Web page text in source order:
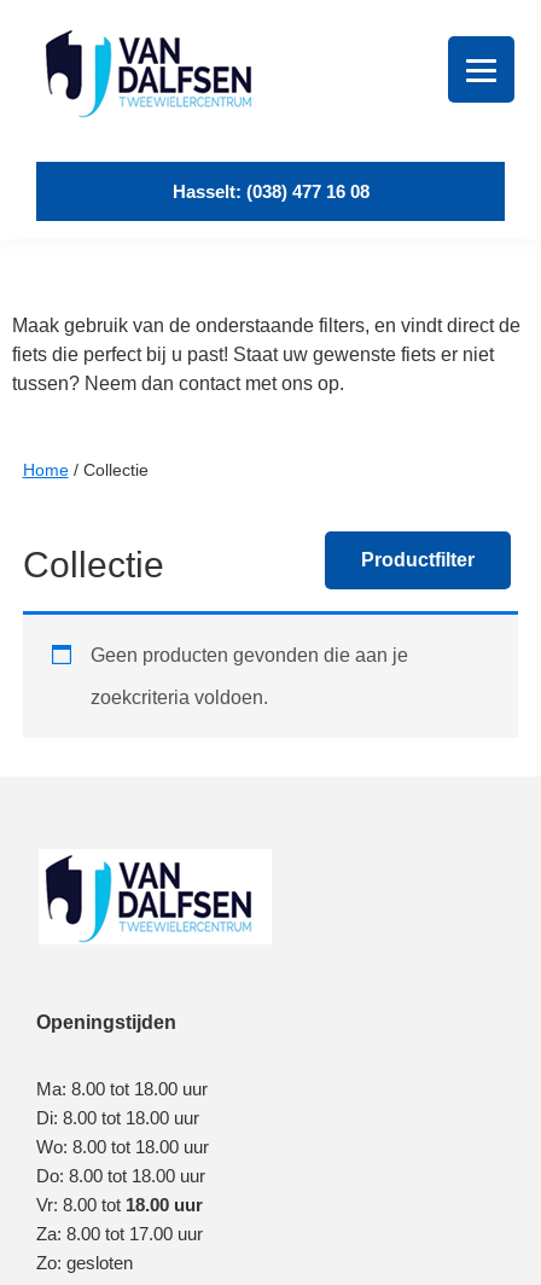
primary
navigation
primary
footer
Dalfsen
TweewielersHasselt: (038) 477 16 08
Maak gebruik van de onderstaande filters, en vindt direct de
fiets die perfect bij u past! Staat uw gewenste fiets er niet
tussen? Neem dan contact met ons op.
Productfilter
Home/ Collectie
Collectie
Geen producten gevonden die aan je
zoekcriteria voldoen.
Footer
Openingstijden
Ma: 8.00 tot 18.00 uur
Di: 8.00 tot 18.00 uur
Wo: 8.00 tot 18.00 uur
Do: 8.00 tot 18.00 uur
Vr: 8.00 tot 18.00 uur
Za: 8.00 tot 17.00 uur
Zo: gesloten